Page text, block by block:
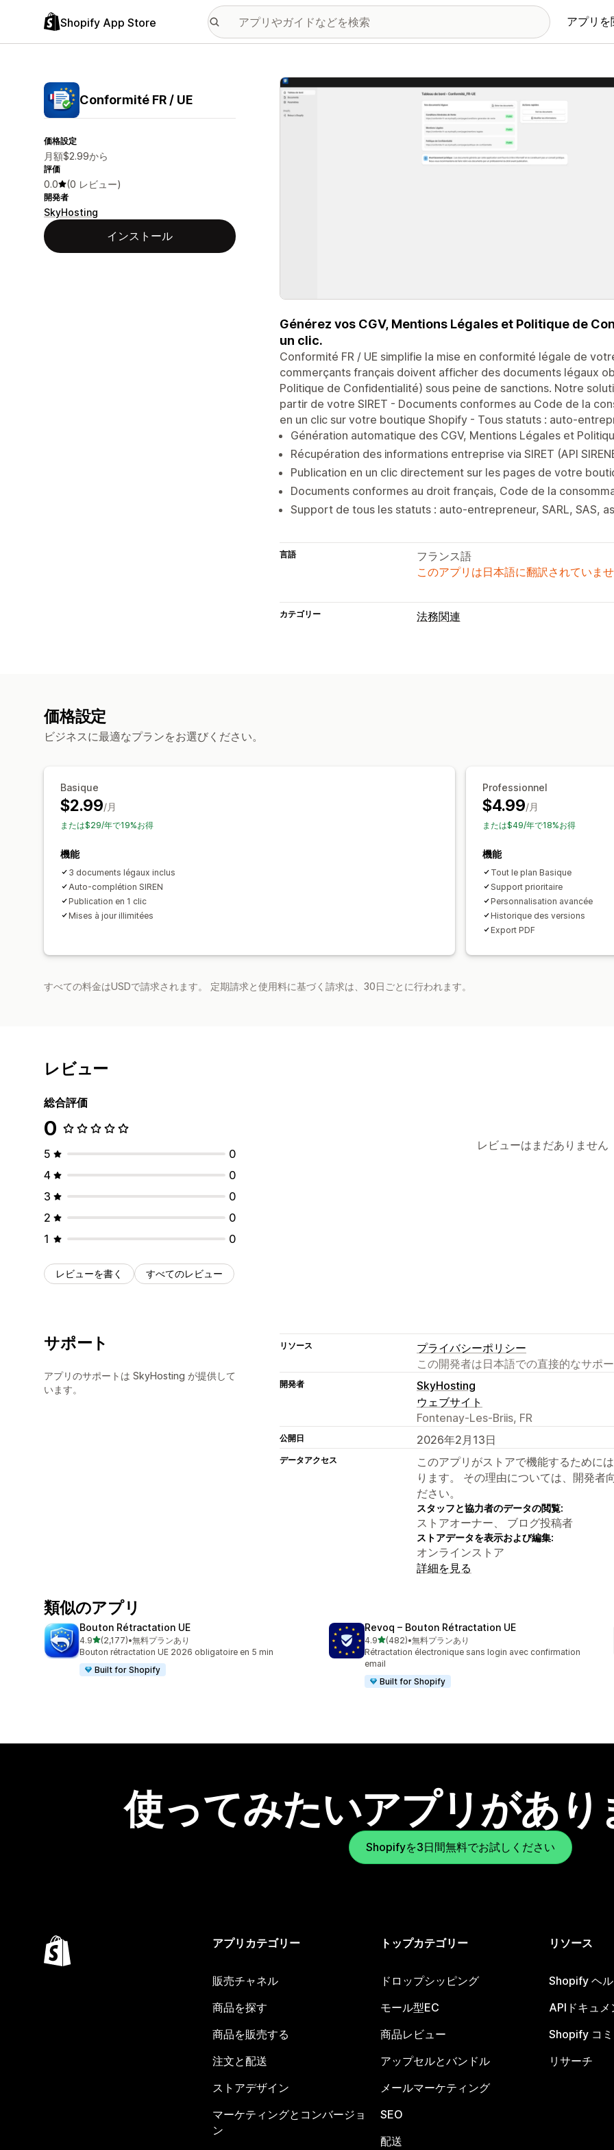
Shopify App Store アプリを
Conformité FR / UE
価格設定
月額$2.99から
評価
0.0 (0 レビュー)
開発者
SkyHosting
インストール
特集の画像ギャラリー
Générez vos CGV, Mentions Légales et Politique de
un clic.
Conformité FR / UE simplifie la mise en conformité légale de
commerçants français doivent afficher des documents légaux
Politique de Confidentialité) sous peine de sanctions. Notre
partir de votre SIRET - Documents conformes au Code de la
en un clic sur votre boutique Shopify - Tous statuts : auto-
Génération automatique des CGV, Mentions Légales et
Récupération des informations entreprise via SIRET (API
Publication en un clic directement sur les pages de votre
Documents conformes au droit français, Code de la
Support de tous les statuts : auto-entrepreneur, SARL, SAS,
言語
フランス語
このアプリは日本語に翻訳されていま
カテゴリー 法務関連
価格設定
ビジネスに最適なプランをお選びください。
Basique
$2.99/月
または$29/年で19%お得
機能
3 documents légaux inclus
Auto-complétion SIREN
Publication en 1 clic
Mises à jour illimitées
Professionnel
$4.99/月
または$49/年で18%お得
機能
Tout le plan Basique
Support prioritaire
Personnalisation avancée
Historique des versions
Export PDF
すべての料金はUSDで請求されます。 定期請求と使用料に基づく請求は、30日ごとに行われます。
レビュー
総合評価
0
5
0
4
0
3
0
2
0
1
0
レビューを書く すべてのレビュー
レビューはまだありません
サポート
アプリのサポートは SkyHosting が提供して
います。
リソース
プライバシーポリシー
この開発者は日本語での直接的なサポ
開発者
SkyHosting
ウェブサイト
Fontenay-Les-Briis, FR
公開日 2026年2月13日
データアクセス
このアプリがストアで機能するために
ります。 その理由については、開発者
ださい。
スタッフと協力者のデータの閲覧:
ストアオーナー、 ブログ投稿者
ストアデータを表示および編集:
オンラインストア
詳細を見る
類似のアプリ
Bouton Rétractation UE
4.95つ星中
(2,177)
合計レビュー数：2177件
•無料プランあり
Bouton rétractation UE 2026 obligatoire en 5 min
Built for Shopify
Revoq – Bouton Rétractation UE
4.95つ星中
(482)
合計レビュー数：482件
•無料プランあり
Rétractation électronique sans login avec confirmation
email
Built for Shopify
使ってみたいアプリがあり
Shopifyを3日間無料でお試しください
アプリカテゴリー
販売チャネル
商品を探す
商品を販売する
注文と配送
ストアデザイン
マーケティングとコンバージョ
ン
トップカテゴリー
ドロップシッピング
モール型EC
商品レビュー
アップセルとバンドル
メールマーケティング
SEO
配送
リソース
Shopify ヘ
APIドキュメ
Shopify コ
リサーチ